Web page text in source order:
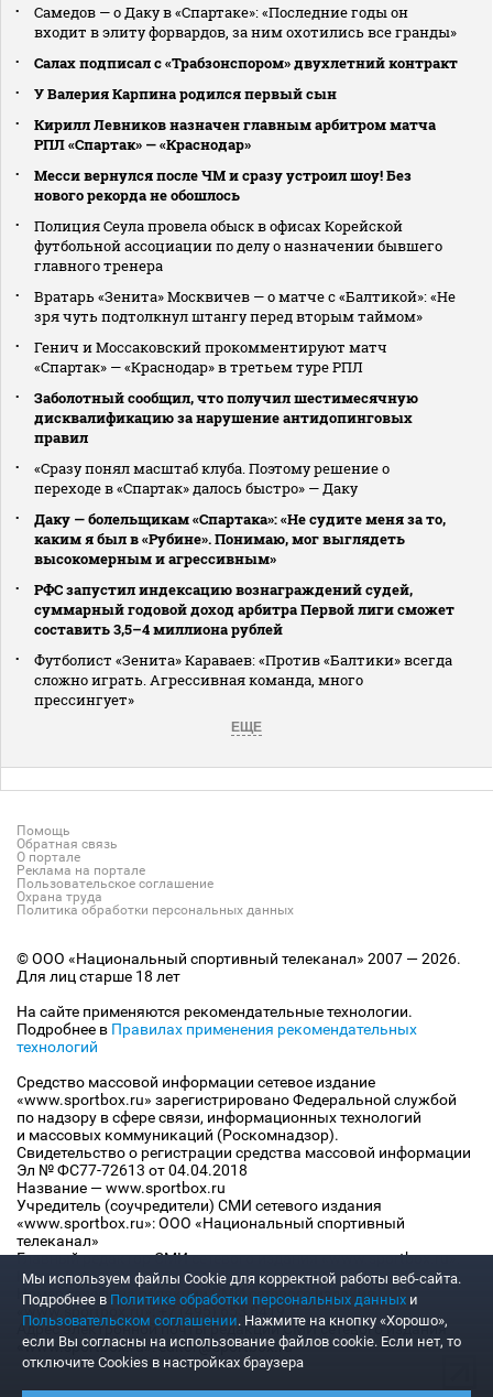
Самедов — о Даку в «Спартаке»: «Последние годы он
входит в элиту форвардов, за ним охотились все гранды»
Салах подписал с «Трабзонспором» двухлетний контракт
У Валерия Карпина родился первый сын
Кирилл Левников назначен главным арбитром матча
РПЛ «Спартак» — «Краснодар»
Месси вернулся после ЧМ и сразу устроил шоу! Без
нового рекорда не обошлось
Полиция Сеула провела обыск в офисах Корейской
футбольной ассоциации по делу о назначении бывшего
главного тренера
Вратарь «Зенита» Москвичев — о матче с «Балтикой»: «Не
зря чуть подтолкнул штангу перед вторым таймом»
Генич и Моссаковский прокомментируют матч
«Спартак» — «Краснодар» в третьем туре РПЛ
Заболотный сообщил, что получил шестимесячную
дисквалификацию за нарушение антидопинговых
правил
«Сразу понял масштаб клуба. Поэтому решение о
переходе в «Спартак» далось быстро» — Даку
Даку — болельщикам «Спартака»: «Не судите меня за то,
каким я был в «Рубине». Понимаю, мог выглядеть
высокомерным и агрессивным»
РФС запустил индексацию вознаграждений судей,
суммарный годовой доход арбитра Первой лиги сможет
составить 3,5–4 миллиона рублей
Футболист «Зенита» Караваев: «Против «Балтики» всегда
сложно играть. Агрессивная команда, много
прессингует»
ЕЩЕ
Помощь
Обратная связь
О портале
Реклама на портале
Пользовательское соглашение
Охрана труда
Политика обработки персональных данных
© ООО «Национальный спортивный телеканал» 2007 — 2026.
Для лиц старше 18 лет
На сайте применяются рекомендательные технологии.
Подробнее в Правилах применения рекомендательных
технологий
Средство массовой информации сетевое издание
«www.sportbox.ru» зарегистрировано Федеральной службой
по надзору в сфере связи, информационных технологий
и массовых коммуникаций (Роскомнадзор).
Свидетельство о регистрации средства массовой информации
Эл № ФС77-72613 от 04.04.2018
Название — www.sportbox.ru
Учредитель (соучредители) СМИ сетевого издания
«www.sportbox.ru»: ООО «Национальный спортивный
телеканал»
Главный редактор СМИ сетевого издания «www.sportbox.ru»:
Конов В.А.
Номер телефона редакции СМИ сетевого издания
«www.sportbox.ru»: +7 (495) 653 8419
Адрес электронной почты редакции СМИ сетевого издания
«www.sportbox.ru»: editor@sportbox.ru
Мы используем файлы Сookie для корректной работы веб-сайта.
Подробнее в Политике обработки персональных данных и
Пользовательском соглашении. Нажмите на кнопку «Хорошо»,
если Вы согласны на использование файлов cookie. Если нет, то
отключите Cookies в настройках браузера